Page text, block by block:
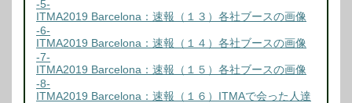
-5-
ITMA2019 Barcelona：速報（１３）各社ブースの画像
-6-
ITMA2019 Barcelona：速報（１４）各社ブースの画像
-7-
ITMA2019 Barcelona：速報（１５）各社ブースの画像
-8-
ITMA2019 Barcelona：速報（１６）ITMAで会った人達